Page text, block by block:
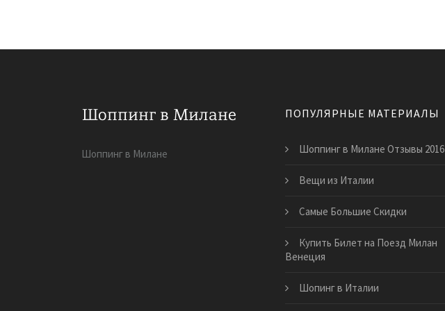
Шоппинг в Милане
ПОПУЛЯРНЫЕ МАТЕРИАЛЫ
Шоппинг в Милане Отзывы 2016
Вещи из Италии
Самые Большие Скидки
Купить Билет на Поезд Милан
Венеция
Шопинг в Италии